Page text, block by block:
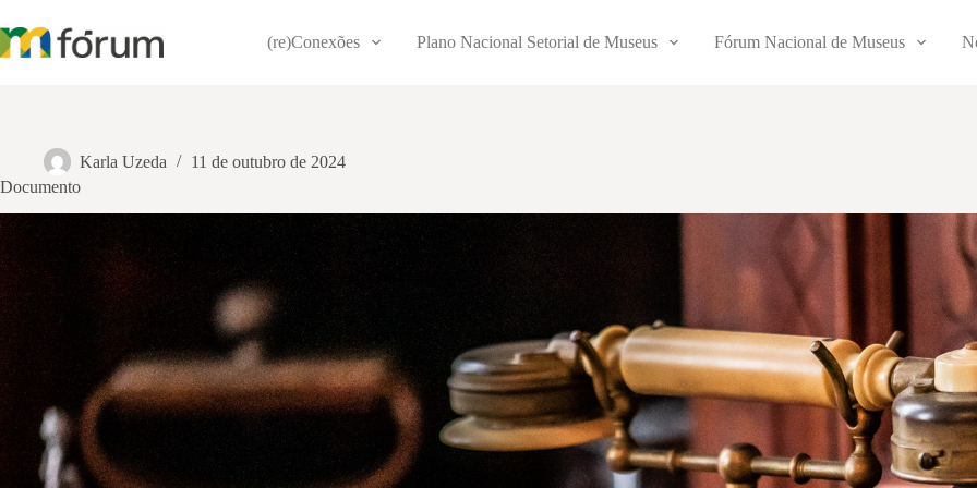
para
o
(re)Conexões Plano Nacional Setorial de Museus Fórum Nacional de Museus
Karla Uzeda
11 de outubro de 2024
Documento